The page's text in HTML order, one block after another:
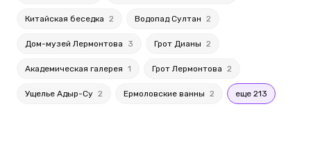
Китайская беседка 2 Водопад Султан 2
Дом-музей Лермонтова 3 Грот Дианы 2
Академическая галерея 1 Грот Лермонтова 2
Ущелье Адыр-Су 2 Ермоловские ванны 2 еще 213